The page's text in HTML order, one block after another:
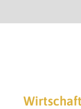
Wirtschaft